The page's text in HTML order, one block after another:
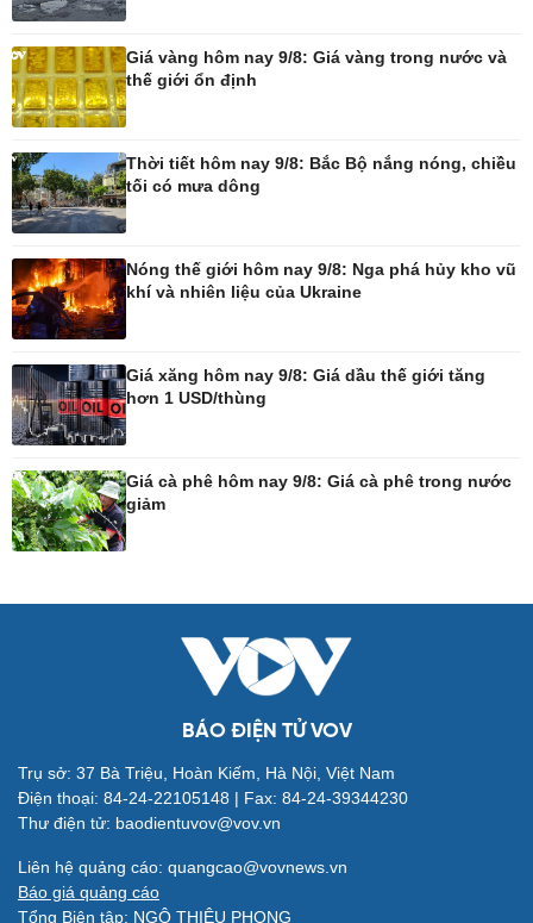
eSports
Ô tô - Xe máy
Xe máy
Tư vấn
Doanh nghiệp 24h
Doanh nhân
Công nghệ
Sành điệu
Tin Công nghệ
Trải nghiệm
Chuyển đổi số
Dinh dưỡng - món ngon
Làm đẹp - giảm cân
Ăn sạch sống khỏe
Đời sống
Nhà đẹp
Blog
Văn hóa
Âm nhạc
Giá vàng hôm nay 9/8: Giá vàng trong nước và
thế giới ổn định
Thời tiết hôm nay 9/8: Bắc Bộ nắng nóng, chiều
tối có mưa dông
Nóng thế giới hôm nay 9/8: Nga phá hủy kho vũ
khí và nhiên liệu của Ukraine
Giá xăng hôm nay 9/8: Giá dầu thế giới tăng
hơn 1 USD/thùng
Giá cà phê hôm nay 9/8: Giá cà phê trong nước
giảm
BÁO ĐIỆN TỬ VOV
Trụ sở: 37 Bà Triệu, Hoàn Kiếm, Hà Nội, Việt Nam
Điện thoại: 84-24-22105148 | Fax: 84-24-39344230
Thư điện tử: baodientuvov@vov.vn
Liên hệ quảng cáo: quangcao@vovnews.vn
Báo giá quảng cáo
Tổng Biên tập: NGÔ THIỆU PHONG